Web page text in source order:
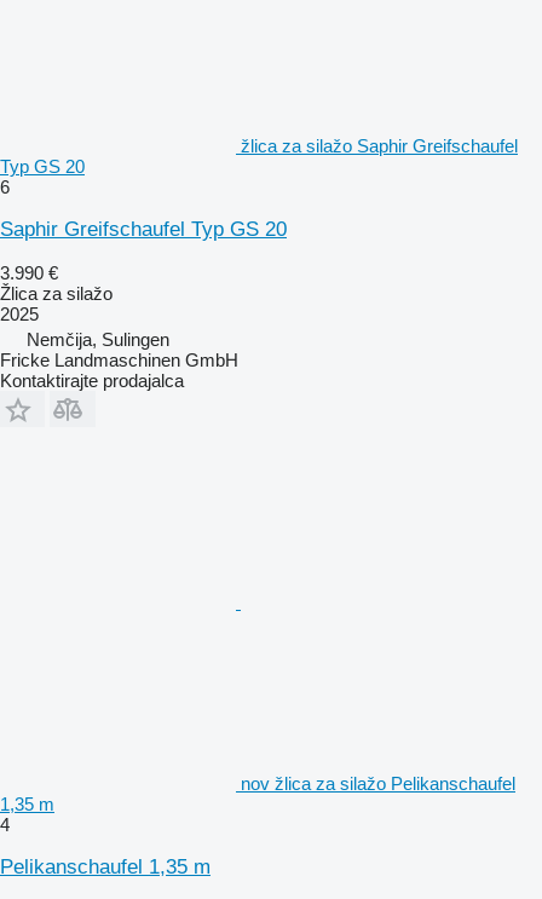
žlica za silažo Saphir Greifschaufel
Typ GS 20
6
Saphir Greifschaufel Typ GS 20
3.990 €
Žlica za silažo
2025
Nemčija, Sulingen
Fricke Landmaschinen GmbH
Kontaktirajte prodajalca
nov žlica za silažo Pelikanschaufel
1,35 m
4
Pelikanschaufel 1,35 m